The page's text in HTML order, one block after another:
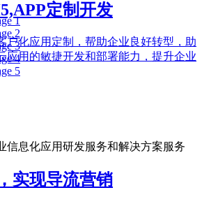
定制开发
户化应用定制，帮助企业良好转型，助
应用的敏捷开发和部署能力，提升企业
实现导流营销
1
2
3
4
5
信息化应用研发服务和解决方案服务